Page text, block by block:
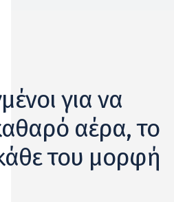
για να
αέρα, το
του μορφή